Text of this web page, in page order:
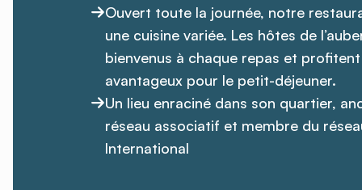
Ouvert toute la journée, notre
une cuisine variée. Les hôtes de
bienvenus à chaque repas et profitent
avantageux pour le petit-déjeuner.
Un lieu enraciné dans son quartier,
réseau associatif et membre du
International